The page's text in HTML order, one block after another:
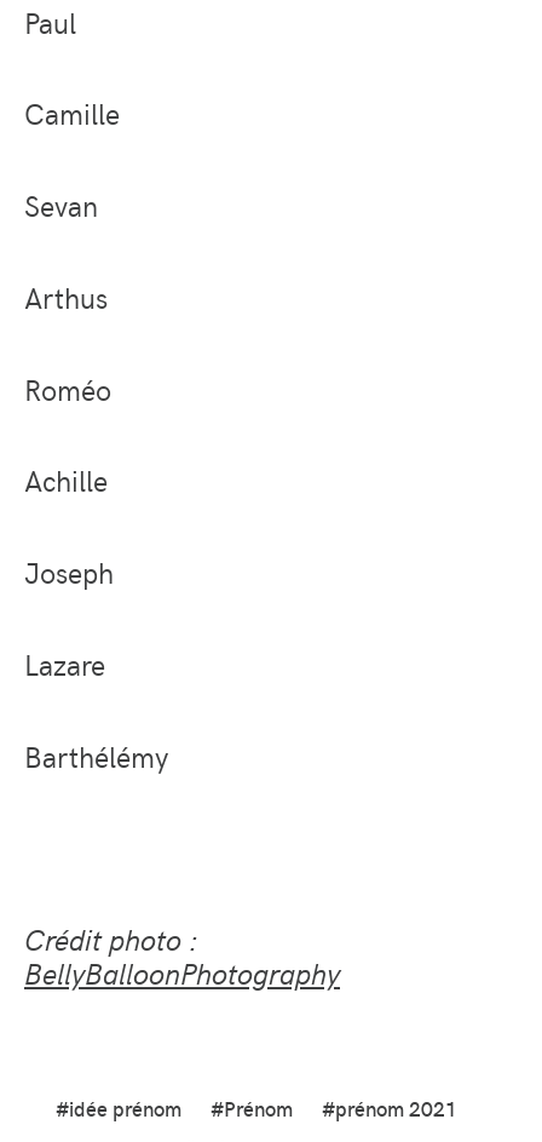
Paul
Camille
Sevan
Arthus
Roméo
Achille
Joseph
Lazare
Barthélémy
Crédit photo :
BellyBalloonPhotography
#idée prénom #Prénom
#prénom 2021